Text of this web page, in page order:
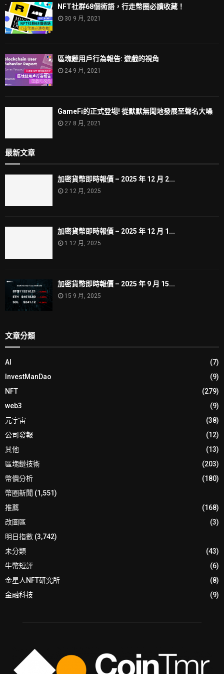
NFT社群68個術語，行走幣圈必讀收藏！
30 9 月, 2021
區塊鏈用戶行為報告: 遊戲的視角
24 9 月, 2021
GameFi的正式登場! 從默默無聞地發展至聲名大噪
27 8 月, 2021
最新文章
加密貨幣即時報價 – 2025 年 12 月 2...
2 12 月, 2025
加密貨幣即時報價 – 2025 年 12 月 1...
1 12 月, 2025
加密貨幣即時報價 – 2025 年 9 月 15...
15 9 月, 2025
文章分類
AI
(7)
InvestManDao
(9)
NFT
(279)
web3
(9)
元宇宙
(38)
公司發報
(12)
其他
(13)
區塊鏈技術
(203)
幣價分析
(180)
幣圈新聞 (1,551)
推薦
(168)
改圖區
(3)
明日指數 (3,742)
未分類
(43)
牛幣短評
(6)
金星人NFT研究所
(8)
金融科技
(9)